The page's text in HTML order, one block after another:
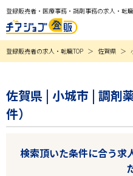
登録販売者・医療事務・調剤事務の求人・転
登録販売者の求人・転職TOP 佐賀県
佐賀県 | 小城市 | 調剤
件）
検索頂いた条件に合う求